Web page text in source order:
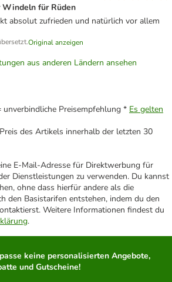
für Rüden
absolut zufrieden und natürlich vor allem
Original anzeigen
aus anderen Ländern ansehen
Preisempfehlung * Es gelten
des Artikels innerhalb der letzten 30
E-Mail-Adresse für Direktwerbung für
Dienstleistungen zu verwenden. Du kannst
ohne dass hierfür andere als die
den Basistarifen entstehen, indem du den
Weitere Informationen findest du
.
keine personalisierten Angebote,
und Gutscheine!